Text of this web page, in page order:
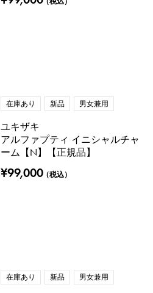
在庫あり 新品 男女兼用
ユキザキ
アルファプティ イニシャルチャ
ーム【N】【正規品】
¥99,000（税込）
在庫あり 新品 男女兼用